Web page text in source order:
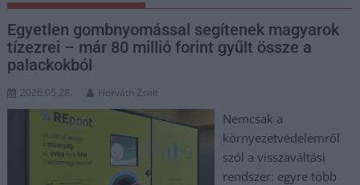
Egyetlen gombnyomással segítenek magyarok
tízezrei – már 80 millió forint gyűlt össze a
palackokból
2026.05.28. Horváth Zsolt
Nemcsak a
környezetvédelemről
szól a visszaváltási
rendszer: egyre több